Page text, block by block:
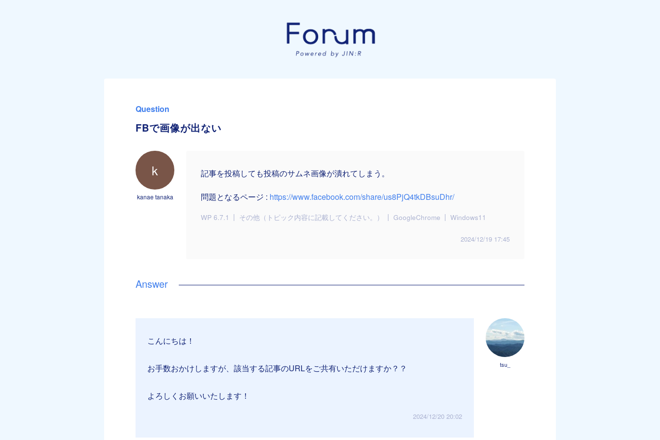
Question
FBで画像が出ない
k
kanae tanaka
記事を投稿しても投稿のサムネ画像が潰れてしまう。
問題となるページ : https://www.facebook.com/share/us8PjQ4tkDBsuDhr/
WP 6.7.1 その他（トピック内容に記載してください。） GoogleChrome Windows11
2024/12/19 17:45
tsu_
こんにちは！
お手数おかけしますが、該当する記事のURLをご共有いただけますか？？
よろしくお願いいたします！
2024/12/20 20:02